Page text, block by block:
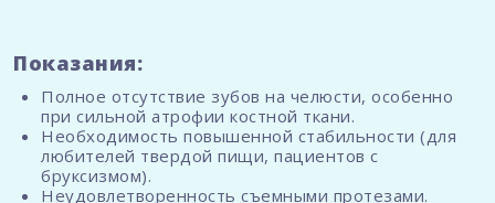
Показания:
Полное отсутствие зубов на челюсти, особенно
при сильной атрофии костной ткани.
Необходимость повышенной стабильности (для
любителей твердой пищи, пациентов с
бруксизмом).
Неудовлетворенность съемными протезами.